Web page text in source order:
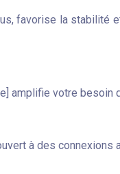
favorise la stabilité
amplifie votre besoin
à des connexions